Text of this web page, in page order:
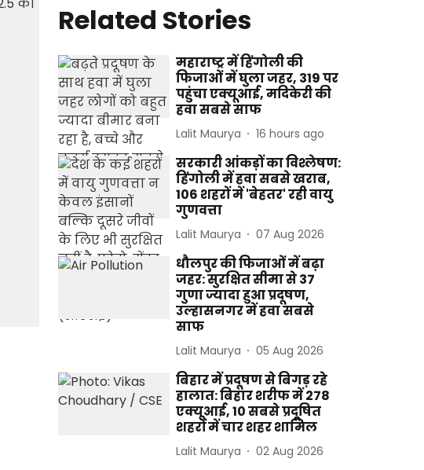
Related Stories
महाराष्ट्र में हिंगोली की
फिजाओं में घुला जहर, 319 पर
पहुंचा एक्यूआई, मदिकेरी की
हवा सबसे साफ
Lalit Maurya 16 hours ago
सरकारी आंकड़ों का विश्लेषण:
हिंगोली में हवा सबसे खराब,
106 शहरों में 'बेहतर' रही वायु
गुणवत्ता
Lalit Maurya 07 Aug 2026
धौलपुर की फिजाओं में बढ़ा
जहर: सुरक्षित सीमा से 37
गुणा ज्यादा हुआ प्रदूषण,
उल्हासनगर में हवा सबसे
साफ
Lalit Maurya 05 Aug 2026
बिहार में प्रदूषण से बिगड़ रहे
हालात: बिहार शरीफ में 278
एक्यूआई, 10 सबसे प्रदूषित
शहरों में चार शहर शामिल
Lalit Maurya 02 Aug 2026